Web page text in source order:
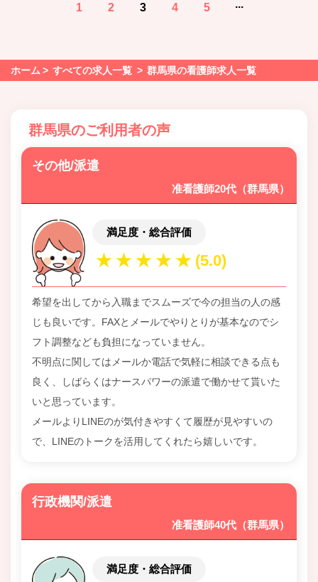
1 2 3 4 5 ...
ホーム すべての求人一覧 群馬県の看護師求人一覧
群馬県のご利用者の声
その他/派遣
准看護師20代（群馬県）
満足度・総合評価
希望を出してから入職までスムーズで今の担当の人の感
じも良いです。FAXとメールでやりとりが基本なのでシ
フト調整なども負担になっていません。
不明点に関してはメールか電話で気軽に相談できる点も
良く、しばらくはナースパワーの派遣で働かせて貰いた
いと思っています。
メールよりLINEのが気付きやすくて履歴が見やすいの
で、LINEのトークを活用してくれたら嬉しいです。
行政機関/派遣
准看護師40代（群馬県）
満足度・総合評価